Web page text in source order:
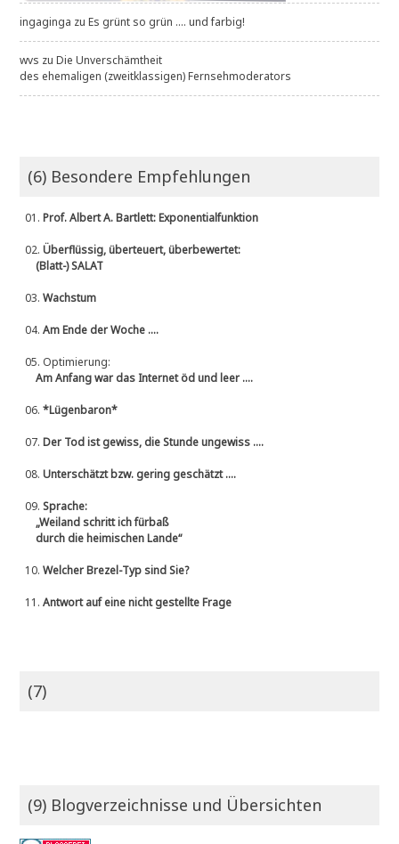
ingaginga zuEs grünt so grün .... und farbig!
wvs zuDie Unverschämtheit
des ehemaligen (zweitklassigen) Fernsehmoderators
(6) Besondere Empfehlungen
01.Prof. Albert A. Bartlett: Exponentialfunktion
02.Überflüssig, überteuert, überbewertet:
(Blatt-) SALAT
03.Wachstum
04.Am Ende der Woche ....
05. Optimierung:
Am Anfang war das Internet öd und leer ....
06.*Lügenbaron*
07.Der Tod ist gewiss, die Stunde ungewiss ....
08.Unterschätzt bzw. gering geschätzt ....
09.Sprache:
„Weiland schritt ich fürbaß
durch die heimischen Lande“
10.Welcher Brezel-Typ sind Sie?
11.Antwort auf eine nicht gestellte Frage
(7)
(9) Blogverzeichnisse und Übersichten